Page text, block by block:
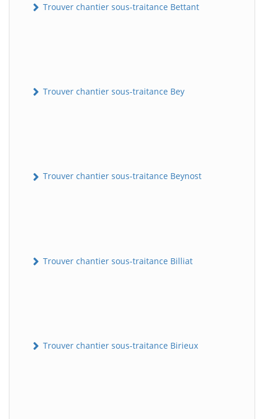
Trouver chantier sous-traitance Bettant
Trouver chantier sous-traitance Bey
Trouver chantier sous-traitance Beynost
Trouver chantier sous-traitance Billiat
Trouver chantier sous-traitance Birieux